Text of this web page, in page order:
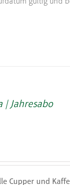
gültig und
| Jahresabo
Cupper und